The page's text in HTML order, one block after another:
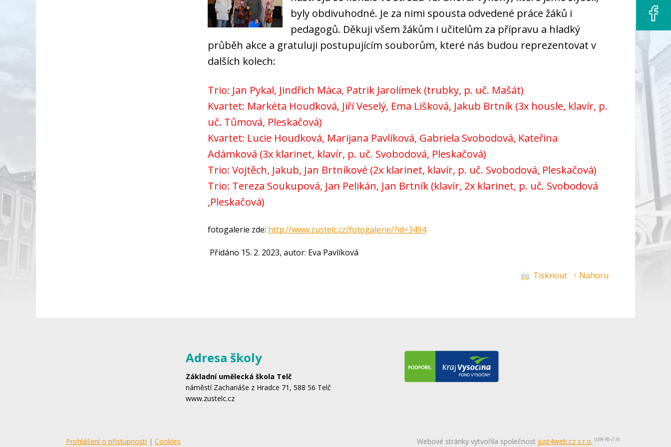
byly obdivuhodné. Je za nimi spousta odvedené práce žáků i
pedagogů. Děkuji všem žákům i učitelům za přípravu a hladký
průběh akce a gratuluji postupujícím souborům, které nás budou reprezentovat v
dalších kolech:
Trio: Jan Pykal, Jindřich Máca, Patrik Jarolímek (trubky, p. uč. Mašát)
Kvartet: Markéta Houdková, Jiří Veselý, Ema Lišková, Jakub Brtník (3x housle, klavír, p.
uč. Tůmová, Pleskačová)
Kvartet: Lucie Houdková, Marijana Pavlíková, Gabriela Svobodová, Kateřina
Adámková (3x klarinet, klavír, p. uč. Svobodová, Pleskačová)
Trio: Vojtěch, Jakub, Jan Brtníkové (2x klarinet, klavír, p. uč. Svobodová, Pleskačová)
Trio: Tereza Soukupová, Jan Pelikán, Jan Brtník (klavír, 2x klarinet, p. uč. Svobodová
,Pleskačová)
fotogalerie zde: http://www.zustelc.cz/fotogalerie/?id=3494
Přidáno 15. 2. 2023, autor: Eva Pavlíková
Tisknout ↑ Nahoru
Adresa školy
Základní umělecká škola Telč
náměstí Zachariáše z Hradce 71, 588 56 Telč
www.zustelc.cz
Prohlášení o přístupnosti | Cookies Webové stránky vytvořila společnost just4web.cz s.r.o. (J4W-RS v7.0)